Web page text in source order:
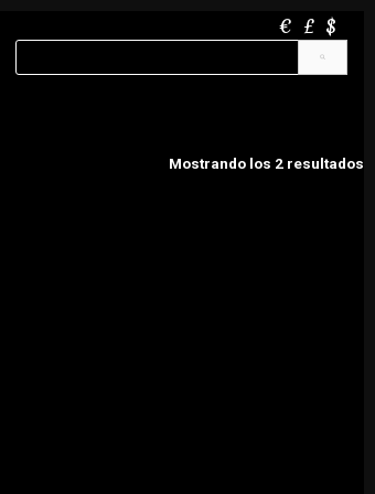
€ £ $
Mostrando los 2 resultados